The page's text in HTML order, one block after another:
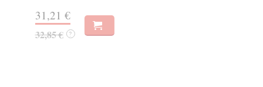
31,21 €
32,85 € ?